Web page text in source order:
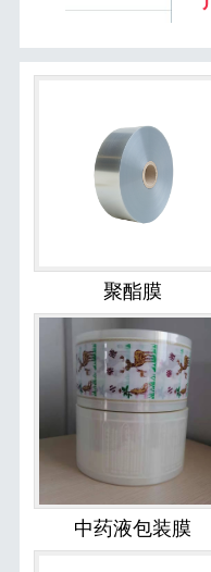
聚酯膜
中药液包装膜